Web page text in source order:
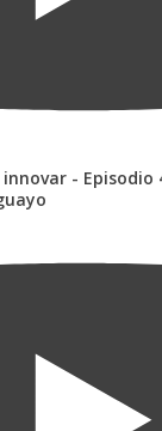
- Episodio